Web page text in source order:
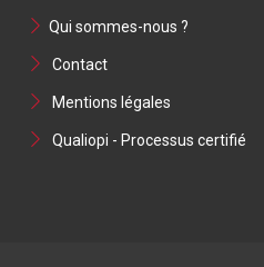
Qui sommes-nous ?
Contact
Mentions légales
Qualiopi - Processus certifié